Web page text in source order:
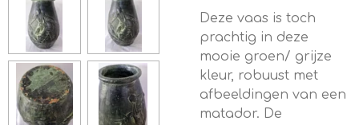
Deze vaas is toch
prachtig in deze
mooie groen/ grijze
kleur, robuust met
afbeeldingen van een
matador. De